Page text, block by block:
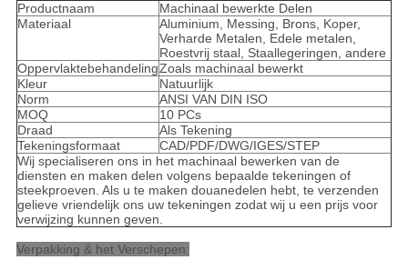
Productnaam
Machinaal bewerkte Delen
Materiaal
Aluminium, Messing, Brons, Koper,
Verharde Metalen, Edele metalen,
Roestvrij staal, Staallegeringen, andere
OppervlaktebehandelingZoals machinaal bewerkt
Kleur
Natuurlijk
Norm
ANSI VAN DIN ISO
MOQ
10 PCs
Draad
Als Tekening
Tekeningsformaat
CAD/PDF/DWG/IGES/STEP
Wij specialiseren ons in het machinaal bewerken van de
diensten en maken delen volgens bepaalde tekeningen of
steekproeven. Als u te maken douanedelen hebt, te verzenden
gelieve vriendelijk ons uw tekeningen zodat wij u een prijs voor
verwijzing kunnen geven.
Verpakking & het Verschepen: